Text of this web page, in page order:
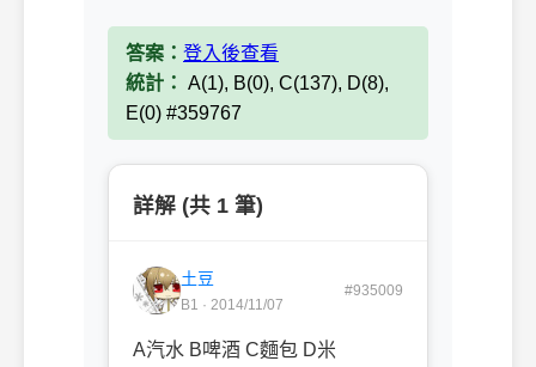
答案： 登入後查看
統計： A(1), B(0), C(137), D(8),
E(0) #359767
詳解 (共 1 筆)
土豆
B1 · 2014/11/07
#935009
A汽水 B啤酒 C麵包 D米